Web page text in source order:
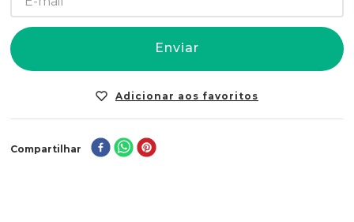
Enviar
Compartilhar